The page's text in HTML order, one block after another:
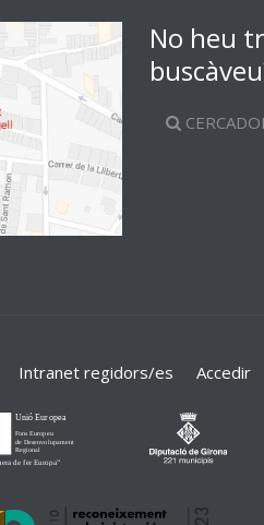
No heu
Intranet regidors/es Accedir